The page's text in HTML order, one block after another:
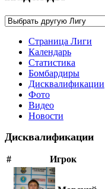
Страница Лиги
Календарь
Статистика
Бомбардиры
Дисквалификации
Фото
Видео
Новости
Дисквалификации
# Игрок